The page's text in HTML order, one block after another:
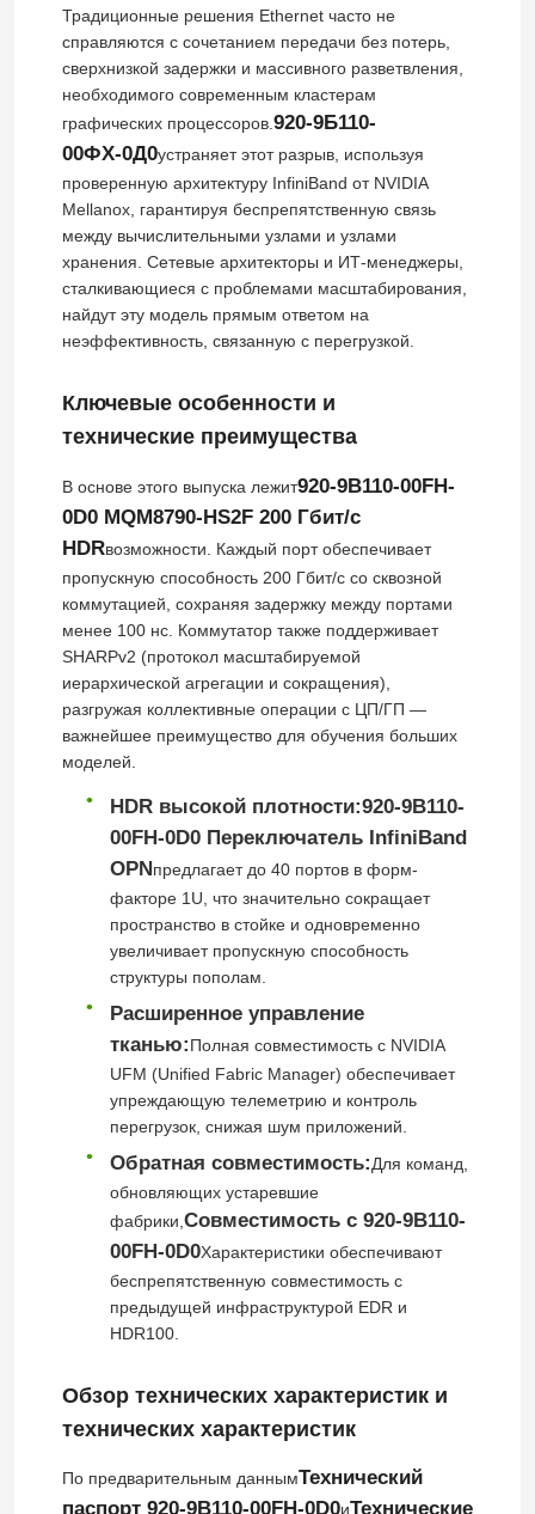
Продукты
Видео
Традиционные решения Ethernet часто не
справляются с сочетанием передачи без потерь,
сверхнизкой задержки и массивного разветвления,
необходимого современным кластерам
графических процессоров.920-9Б110-
00ФХ-0Д0устраняет этот разрыв, используя
проверенную архитектуру InfiniBand от NVIDIA
Mellanox, гарантируя беспрепятственную связь
между вычислительными узлами и узлами
хранения. Сетевые архитекторы и ИТ-менеджеры,
сталкивающиеся с проблемами масштабирования,
найдут эту модель прямым ответом на
неэффективность, связанную с перегрузкой.
Ключевые особенности и
технические преимущества
В основе этого выпуска лежит920-9B110-00FH-
0D0 MQM8790-HS2F 200 Гбит/с
HDRвозможности. Каждый порт обеспечивает
пропускную способность 200 Гбит/с со сквозной
коммутацией, сохраняя задержку между портами
менее 100 нс. Коммутатор также поддерживает
SHARPv2 (протокол масштабируемой
иерархической агрегации и сокращения),
разгружая коллективные операции с ЦП/ГП —
важнейшее преимущество для обучения больших
моделей.
HDR высокой плотности:920-9B110-
00FH-0D0 Переключатель InfiniBand
OPNпредлагает до 40 портов в форм-
факторе 1U, что значительно сокращает
пространство в стойке и одновременно
увеличивает пропускную способность
структуры пополам.
Расширенное управление
тканью:Полная совместимость с NVIDIA
UFM (Unified Fabric Manager) обеспечивает
упреждающую телеметрию и контроль
перегрузок, снижая шум приложений.
Обратная совместимость:Для команд,
обновляющих устаревшие
фабрики, Совместимость с 920-9B110-
00FH-0D0Характеристики обеспечивают
беспрепятственную совместимость с
предыдущей инфраструктурой EDR и
HDR100.
Обзор технических характеристик и
технических характеристик
По предварительным даннымТехнический
паспорт 920-9B110-00FH-0D0иТехнические